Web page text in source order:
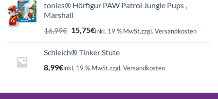
16,99€15,75€.
tonies® Hörfigur PAW Patrol Jungle Pups ,
Marshall
16,99€ Ursprünglicher
16,99€
15,75€Aktueller
15,75€.
inkl. 19 % MwSt.zzgl. Versandkosten
Schleich® Tinker Stute
8,99€inkl. 19 % MwSt.zzgl. Versandkosten